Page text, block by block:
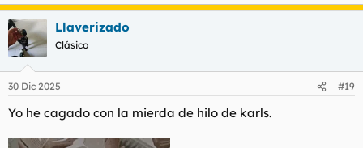
Llaverizado
Clásico
30 Dic 2025 #19
Yo he cagado con la mierda de hilo de karls.